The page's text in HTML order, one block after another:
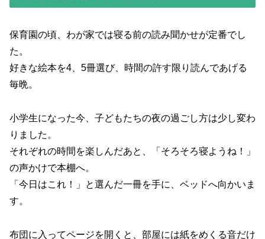
保育園の頃、わが家では寝る前の読み聞かせが定番でし
た。
好きな絵本を4、5冊選び、時間の許す限り読んであげる
毎晩。
小学生になった今、子どもたちの夜の過ごし方は少し変わ
りました。
それぞれの時間を楽しんだあと、「そろそろ寝ようね！」
の声かけで本棚へ。
「今日はこれ！」と選んだ一冊を手に、ベッドへ向かいま
す。
布団に入ってページを開くと、部屋には紙をめくる音だけ